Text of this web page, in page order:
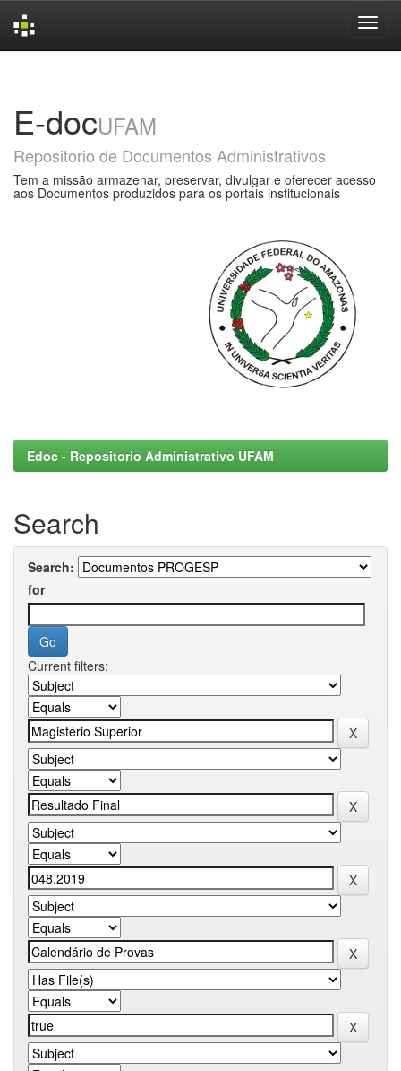
E-docUFAM
Repositorio de Documentos Administrativos
Tem a missão armazenar, preservar, divulgar e oferecer acesso
aos Documentos produzidos para os portais institucionais
Edoc - Repositorio Administrativo UFAM
Search
Search:
for
Current filters: